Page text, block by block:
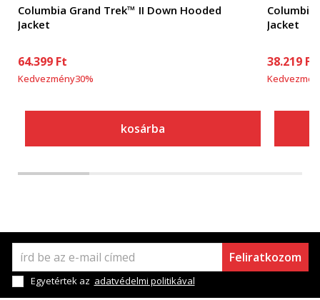
Columbia Grand Trek™ II Down Hooded
Jacket
64.399 Ft
Kedvezmény30%
kosárba
Jacket
38.219 Ft
Feliratkozom
Egyetértek az adatvédelmi politikával